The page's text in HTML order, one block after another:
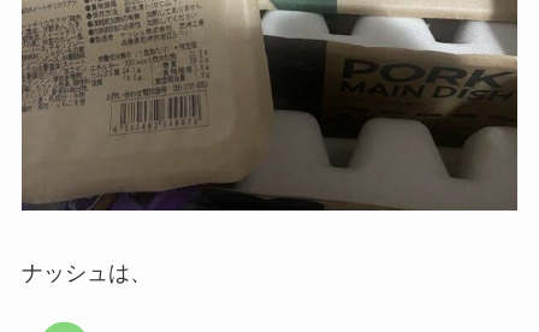
ナッシュは、